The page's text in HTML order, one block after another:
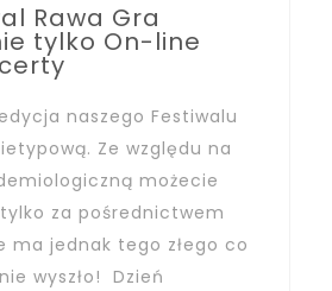
Rawa Gra
tylko On-line
naszego Festiwalu
Ze względu na
możecie
za pośrednictwem
ma jednak tego złego co
wyszło! Dzień